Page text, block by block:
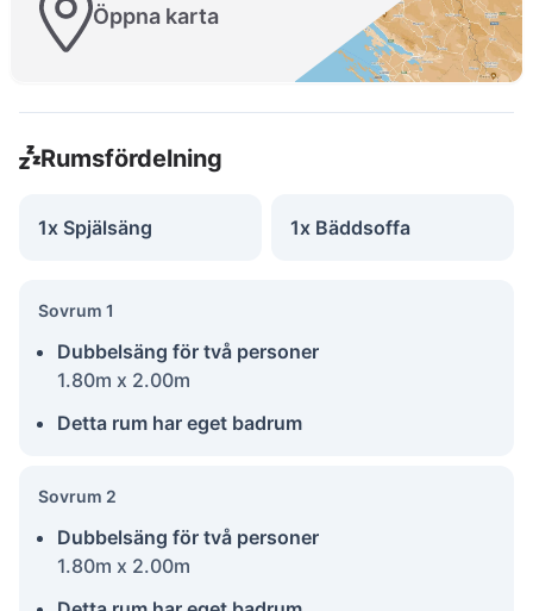
Öppna karta
Rumsfördelning
1x Spjälsäng 1x Bäddsoffa
Sovrum 1
Dubbelsäng för två personer
1.80m x 2.00m
Detta rum har eget badrum
Sovrum 2
Dubbelsäng för två personer
1.80m x 2.00m